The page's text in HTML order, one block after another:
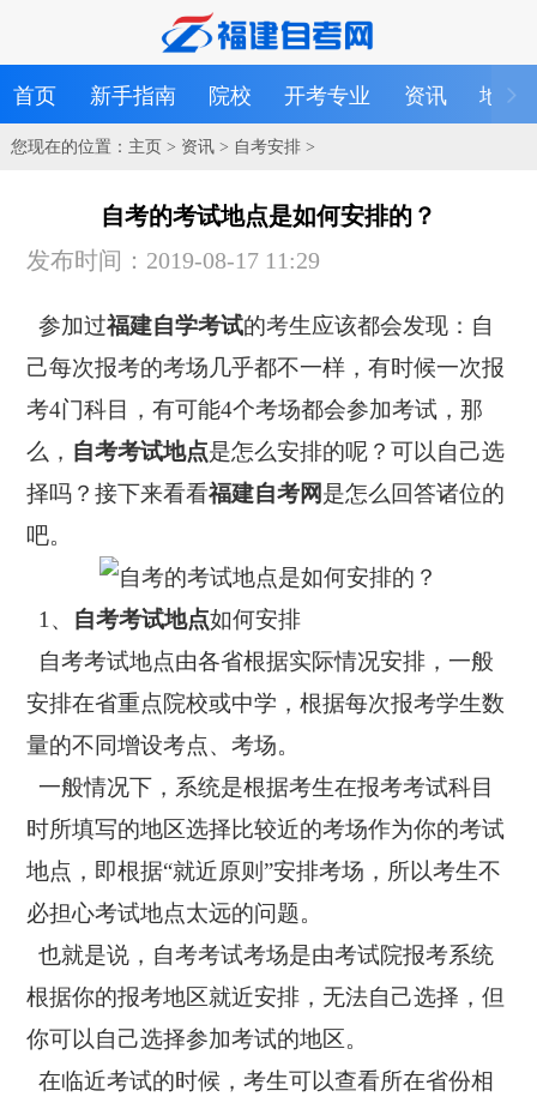
首页 新手指南 院校 开考专业 资讯 地区
您现在的位置： 主页> 资讯> 自考安排>
自考的考试地点是如何安排的？
发布时间：2019-08-17 11:29
参加过福建自学考试的考生应该都会发现：自
己每次报考的考场几乎都不一样，有时候一次报
考4门科目，有可能4个考场都会参加考试，那
么， 自考考试地点是怎么安排的呢？可以自己选
择吗？接下来看看福建自考网是怎么回答诸位的
吧。
1、 自考考试地点如何安排
自考考试地点由各省根据实际情况安排，一般
安排在省重点院校或中学，根据每次报考学生数
量的不同增设考点、考场。
一般情况下，系统是根据考生在报考考试科目
时所填写的地区选择比较近的考场作为你的考试
地点，即根据“就近原则”安排考场，所以考生不
必担心考试地点太远的问题。
也就是说，自考考试考场是由考试院报考系统
根据你的报考地区就近安排，无法自己选择，但
你可以自己选择参加考试的地区。
在临近考试的时候，考生可以查看所在省份相